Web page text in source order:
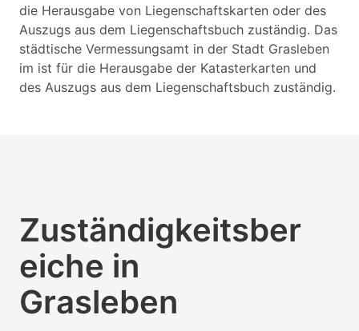
die Herausgabe von Liegenschaftskarten oder des
Auszugs aus dem Liegenschaftsbuch zuständig. Das
städtische Vermessungsamt in der Stadt Grasleben
im ist für die Herausgabe der Katasterkarten und
des Auszugs aus dem Liegenschaftsbuch zuständig.
Zuständigkeitsber
eiche in
Grasleben